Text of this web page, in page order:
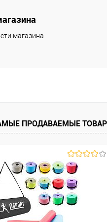
К сравнению
Нет в
магазина
ПРОДАВАЕМЫЕ